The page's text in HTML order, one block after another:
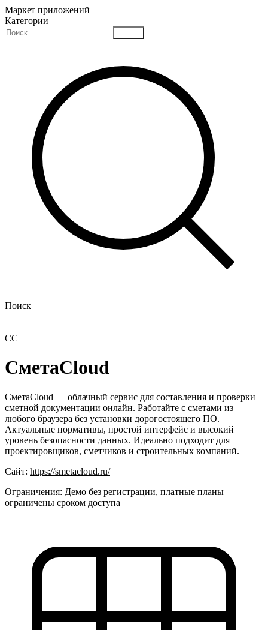
Маркет приложений
Категории
Поиск
СC
СметаCloud
СметаCloud — облачный сервис для составления и проверки
сметной документации онлайн. Работайте с сметами из
любого браузера без установки дорогостоящего ПО.
Актуальные нормативы, простой интерфейс и высокий
уровень безопасности данных. Идеально подходит для
проектировщиков, сметчиков и строительных компаний.
Сайт: https://smetacloud.ru/
Ограничения: Демо без регистрации, платные планы
ограничены сроком доступа